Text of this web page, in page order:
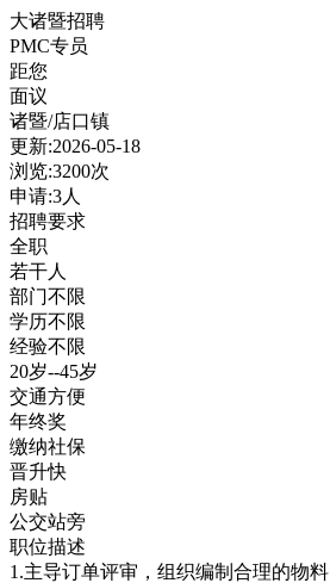
大诸暨招聘
PMC专员
距您
面议
诸暨/店口镇
更新:2026-05-18
浏览:3200次
申请:3人
招聘要求
全职
若干人
部门不限
学历不限
经验不限
20岁--45岁
交通方便
年终奖
缴纳社保
晋升快
房贴
公交站旁
职位描述
1.主导订单评审，组织编制合理的物